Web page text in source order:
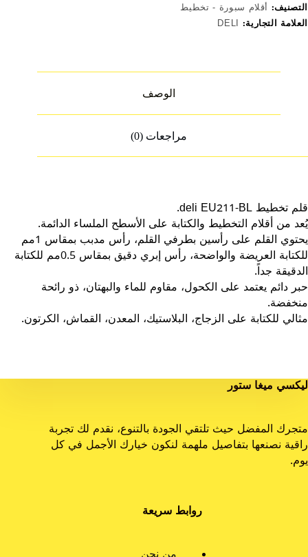
التصنيف: أقلام سبورة - تخطيط
العلامة التجارية: DELI
الوصف
مراجعات (0)
قلم تخطيط deli EU211-BL.
يُعد من أقلام التخطيط والكتابة على الأسطح الملساء الدائمة.
يحتوي القلم على رأسين بطرفي القلم، رأس مدبب بمقاس 1مم
للكتابة العريضة والواضحة، رأس إبري دقيق بمقاس 0.5مم للكتابة
الدقيقة جداً.
حبر دائم يعتمد على الكحول، مقاوم للماء والبهتان، ذو رائحة
منخفضة.
مثالي للكتابة على الزجاج، البلاستيك، المعدن، القماش، الكرتون.
ليكسي ميغا ستور
متجرك المفضل حيث تلتقي الجودة بالتنوع، نقدم لك تجربة
راقية نصنعها بتفاصيل ملهمة لنكون خيارك الأجمل في كل
يوم.
روابط سريعة